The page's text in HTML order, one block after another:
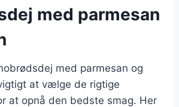
med parmesan
med parmesan og
at vælge de rigtige
at opnå den bedste smag. Her